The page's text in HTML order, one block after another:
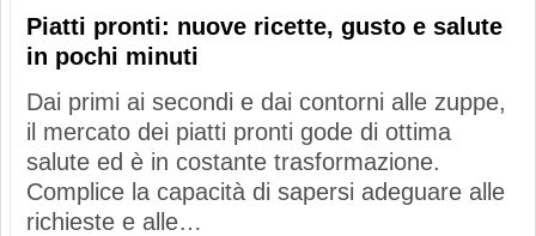
Piatti pronti: nuove ricette, gusto e salute
in pochi minuti
Dai primi ai secondi e dai contorni alle zuppe,
il mercato dei piatti pronti gode di ottima
salute ed è in costante trasformazione.
Complice la capacità di sapersi adeguare alle
richieste e alle…